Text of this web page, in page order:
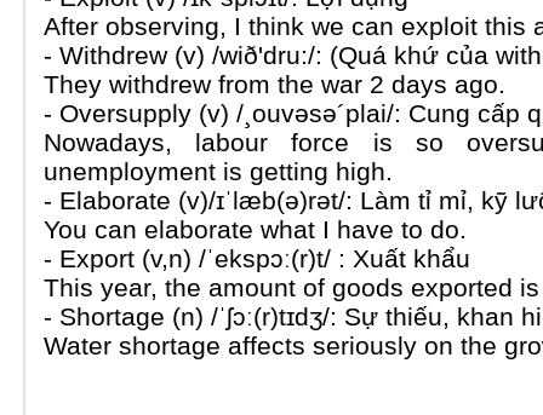
After observing, I think we can exploit this
- Withdrew (v) /wið'dru:/: (Quá khứ của
They withdrew from the war 2 days ago.
- Oversupply (v) /¸ouvəsə´plai/: Cung cấp
Nowadays, labour force is so
unemployment is getting high.
- Elaborate (v)/ɪˈlæb(ə)rət/: Làm tỉ mỉ, kỹ
You can elaborate what I have to do.
- Export (v,n) /ˈekspɔː(r)t/ : Xuất khẩu
This year, the amount of goods exported
- Shortage (n) /ˈʃɔː(r)tɪdʒ/: Sự thiếu, khan
Water shortage affects seriously on the